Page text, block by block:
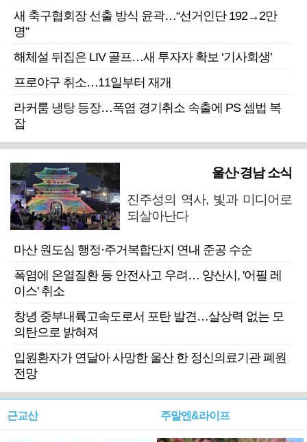
새 축구협회장 선출 방식 윤곽…“선거인단 192→2만
명”
해체설 뒤집은 LIV 골프…새 투자자 확보 ‘기사회생’
프로야구 취소…11일부터 재개
라커룸 냉탕 등장…폭염 경기취소 속출에 PS 셈법 복
잡
울산·경남 소식
진주성의 역사, 빛과 미디어로
되살아난다
마산 원도심 행정·주거복합단지 연내 준공 수순
폭염에 온열질환 등 안전사고 우려… 양산시, '어필 레
이스' 취소
창녕 중부내륙고속도로서 포탄 발견…살상력 없는 모
의탄으로 밝혀져
입원환자가 연달아 사망한 울산 한 정신의료기관 폐원
전망
근교산 주말엔&라이프